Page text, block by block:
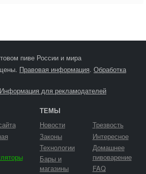
пиве России и мира
Правовая информация. Обработка
Информация для рекламодателей
ТЕМЫ
Новости
Законы
Технологии
Бары и
магазины
Трезвость
Интересное
Домашнее
пивоварение
FAQ